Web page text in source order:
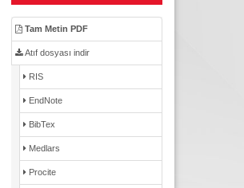
Tam Metin PDF
Atıf dosyası indir
RIS
EndNote
BibTex
Medlars
Procite